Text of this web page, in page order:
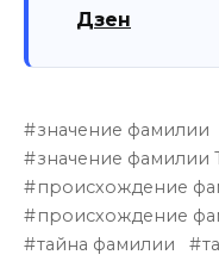
Дзен
значение фамилии
значение фамилии
происхождение
происхождение
тайна фамилии